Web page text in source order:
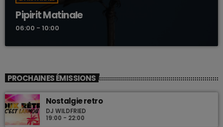
Pipirit Matinale
06:00 - 10:00
PROCHAINES ÉMISSIONS
Nostalgie retro
DJ WILDFRIED
19:00 - 22:00